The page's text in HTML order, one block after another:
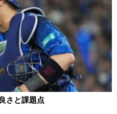
さと課題点